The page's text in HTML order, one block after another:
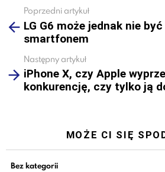
more
Poprzedni artykuł
LG G6 może jednak nie
smartfonem
Następny artykuł
iPhone X, czy Apple
konkurencję, czy tylko ją
MOŻE CI SIĘ
Bez kategorii